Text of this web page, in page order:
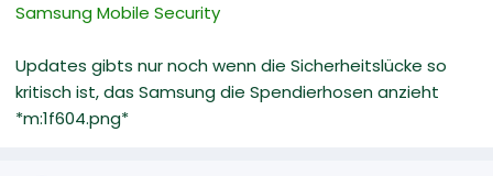
Samsung Mobile Security
Updates gibts nur noch wenn die Sicherheitslücke so
kritisch ist, das Samsung die Spendierhosen anzieht
*m:1f604.png*